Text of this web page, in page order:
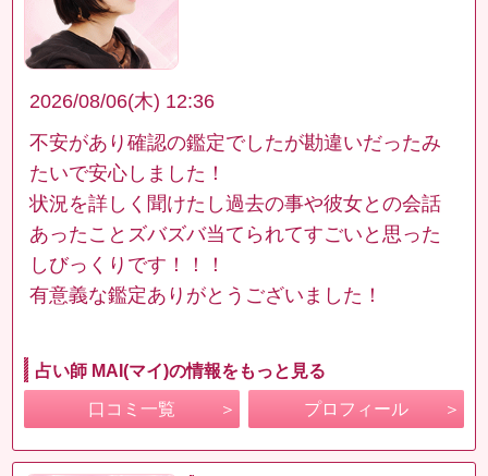
2026/08/06(木) 12:36
不安があり確認の鑑定でしたが勘違いだったみ
たいで安心しました！
状況を詳しく聞けたし過去の事や彼女との会話
あったことズバズバ当てられてすごいと思った
しびっくりです！！！
有意義な鑑定ありがとうございました！
占い師 MAI(マイ)の情報をもっと見る
口コミ一覧 プロフィール